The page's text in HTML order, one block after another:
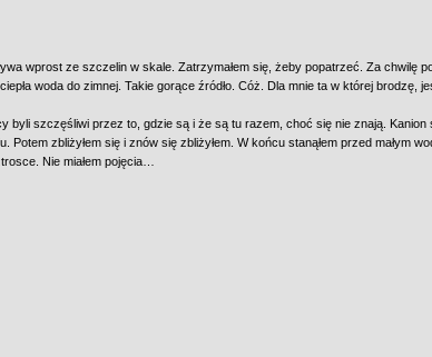
wprost ze szczelin w skale. Zatrzymałem się, żeby popatrzeć. Za chwilę
woda do zimnej. Takie gorące źródło. Cóż. Dla mnie ta w której brodzę,
byli szczęśliwi przez to, gdzie są i że są tu razem, choć się nie znają.
Potem zbliżyłem się i znów się zbliżyłem. W końcu stanąłem przed małym
Nie miałem pojęcia…